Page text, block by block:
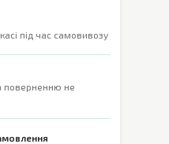
під час самовивозу
поверненню не